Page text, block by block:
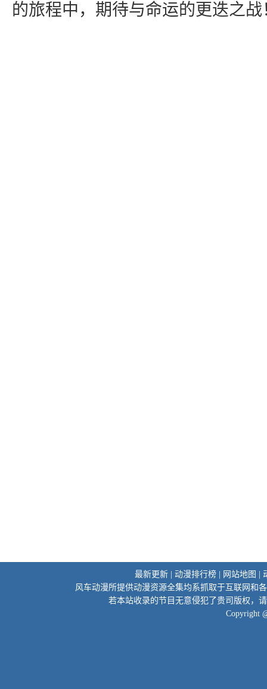
的旅程中，期待与命运的更迭之战
最新更新 动漫排行榜 网站地图
风车动漫所提供动漫资源全集均系抓取于互联网和
若本站收录的节目无意侵犯了贵司版权，
Copyright